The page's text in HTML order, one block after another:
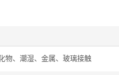
物、潮湿、金属、玻璃接触